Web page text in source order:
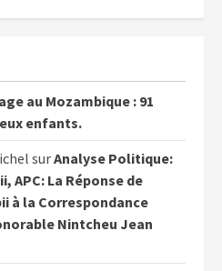
au Mozambique : 91
enfants.
surAnalyse Politique:
APC: La Réponse de
à la Correspondance
Nintcheu Jean